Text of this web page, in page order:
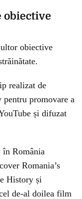
obiective
obiective
realizat de
promovare a
și difuzat
în România
Romania’s
History și
de-al doilea film